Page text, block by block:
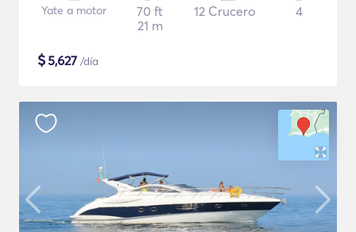
Yate a motor
70 ft
21 m
12 Crucero 4
$5,627 /día